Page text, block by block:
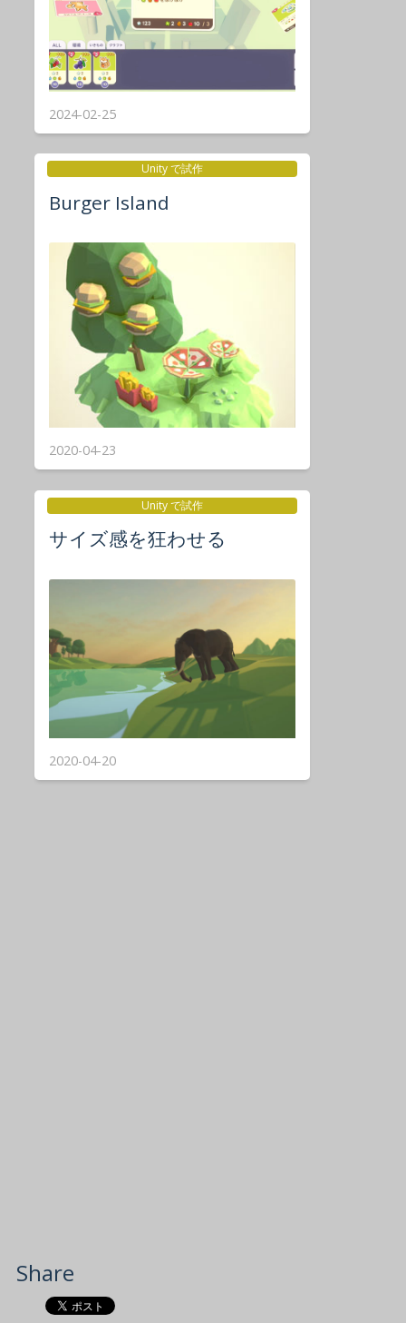
2024-02-25
Unity で試作
Burger Island
2020-04-23
Unity で試作
サイズ感を狂わせる
2020-04-20
Share